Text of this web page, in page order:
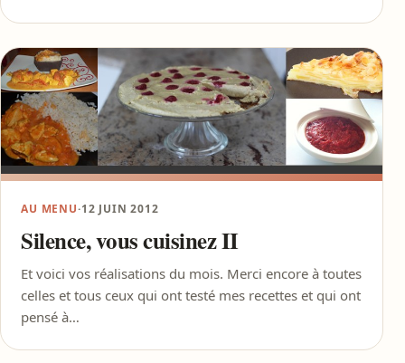
AU MENU·12 JUIN 2012
Silence, vous cuisinez II
Et voici vos réalisations du mois. Merci encore à toutes
celles et tous ceux qui ont testé mes recettes et qui ont
pensé à…